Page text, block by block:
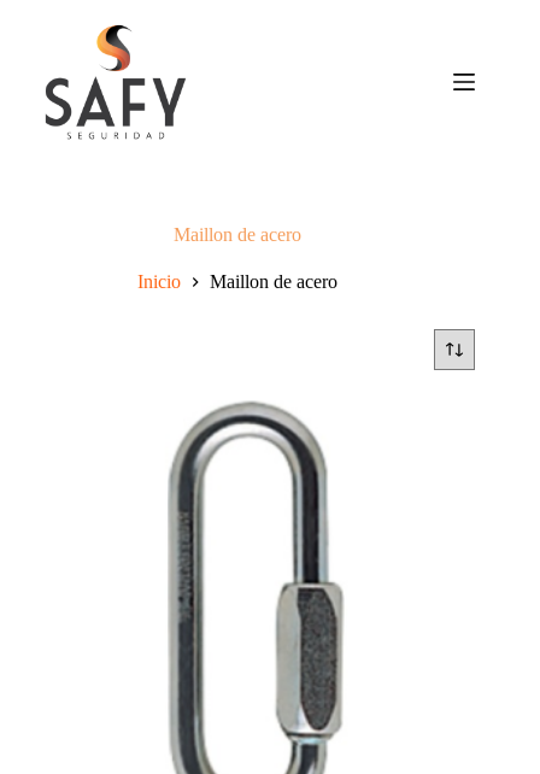
Maillon de acero
Inicio Maillon de acero